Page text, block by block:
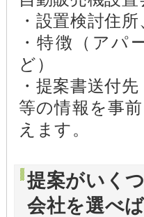
・設置検討住
・特徴（アパ
ど）
・提案書送付先
等の情報を事
えます。
提案がいく
会社を選べ